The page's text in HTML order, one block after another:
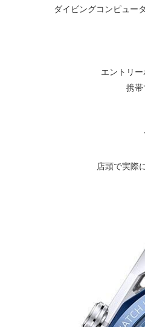
ダイビングコンピュー
エントリ
携帯
店頭で実際